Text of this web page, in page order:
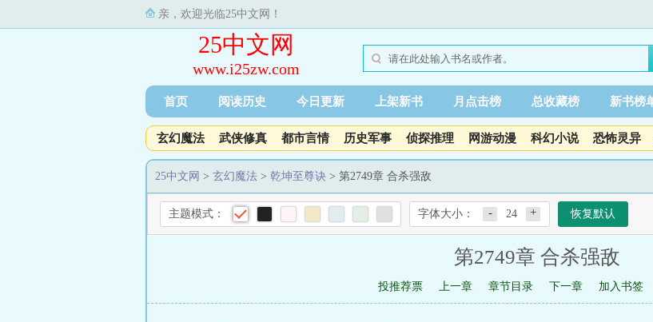
亲，欢迎光临25中文网！
25中文网
www.i25zw.com
首页 阅读历史 今日更新 上架新书 月点击榜 总收藏榜 新书榜
玄幻魔法 武侠修真 都市言情 历史军事 侦探推理 网游动漫 科幻小说 恐怖灵异
25中文网 > 玄幻魔法 > 乾坤至尊诀 > 第2749章 合杀强敌
主题模式： 字体大小： - 24 + 恢复默认
第2749章 合杀强敌
投推荐票 上一章 章节目录 下一章 加入书签